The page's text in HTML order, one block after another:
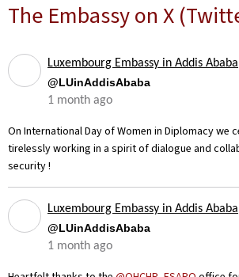
The Embassy on X
Luxembourg Embassy in Addis Ababa
@LUinAddisAbaba
1 month ago
On International Day of Women in Diplomacy we
tirelessly working in a spirit of dialogue and
security !
Luxembourg Embassy in Addis Ababa
@LUinAddisAbaba
1 month ago